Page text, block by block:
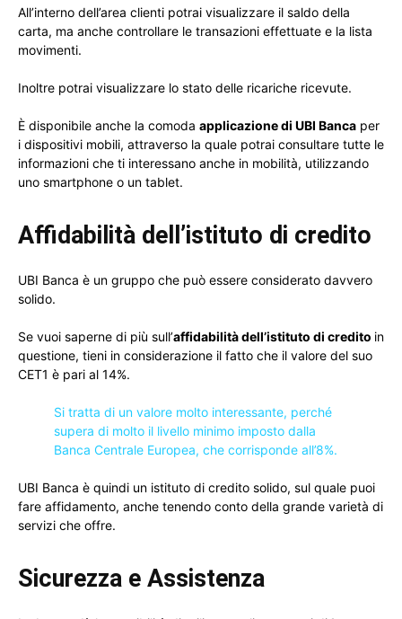
All’interno dell’area clienti potrai visualizzare il saldo della
carta, ma anche controllare le transazioni effettuate e la lista
movimenti.
Inoltre potrai visualizzare lo stato delle ricariche ricevute.
È disponibile anche la comoda applicazione di UBI Banca per
i dispositivi mobili, attraverso la quale potrai consultare tutte le
informazioni che ti interessano anche in mobilità, utilizzando
uno smartphone o un tablet.
Affidabilità dell’istituto di credito
UBI Banca è un gruppo che può essere considerato davvero
solido.
Se vuoi saperne di più sull’affidabilità dell’istituto di credito in
questione, tieni in considerazione il fatto che il valore del suo
CET1 è pari al 14%.
Si tratta di un valore molto interessante, perché
supera di molto il livello minimo imposto dalla
Banca Centrale Europea, che corrisponde all’8%.
UBI Banca è quindi un istituto di credito solido, sul quale puoi
fare affidamento, anche tenendo conto della grande varietà di
servizi che offre.
Sicurezza e Assistenza